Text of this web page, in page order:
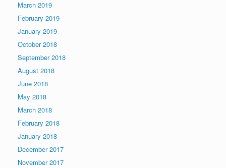
March 2019
February 2019
January 2019
October 2018
September 2018
August 2018
June 2018
May 2018
March 2018
February 2018
January 2018
December 2017
November 2017